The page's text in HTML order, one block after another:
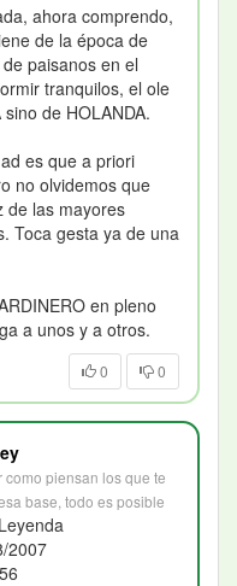
ahora comprendo,
de la época de
paisanos en el
tranquilos, el ole
de HOLANDA.
es que a priori
no olvidemos que
de las mayores
Toca gesta ya de una
en pleno
a unos y a otros.
0 0
como piensan los que te
base, todo es posible
2007